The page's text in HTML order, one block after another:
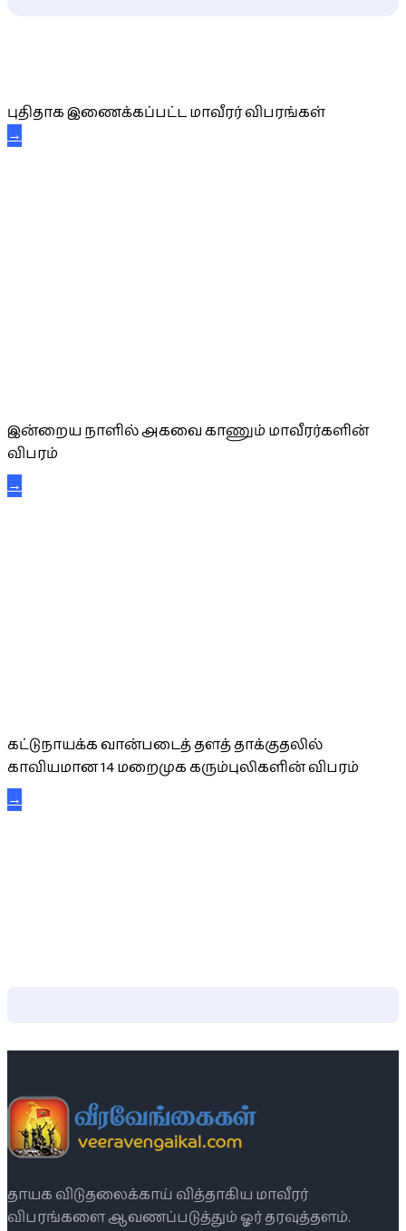
புதிதாக இணைக்கப்பட்ட மாவீரர் விபரங்கள்
→
இன்றைய நாளில் அகவை காணும் மாவீரர்களின்
விபரம்
→
கட்டுநாயக்க வான்படைத் தளத் தாக்குதலில்
காவியமான 14 மறைமுக கரும்புலிகளின் விபரம்
→
தாயக விடுதலைக்காய் வித்தாகிய மாவீரர்
விபரங்களை ஆவணப்படுத்தும் ஓர் தரவுத்தளம்.